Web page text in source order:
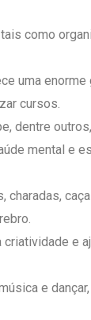
como
uma enorme
cursos.
dentre
mental e
charadas,
e
e